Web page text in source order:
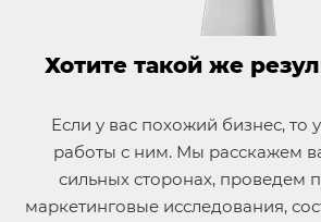
Хотите такой же
Если у вас похожий бизнес, то
работы с ним. Мы расскажем
сильных сторонах, проведем
маркетинговые исследования,